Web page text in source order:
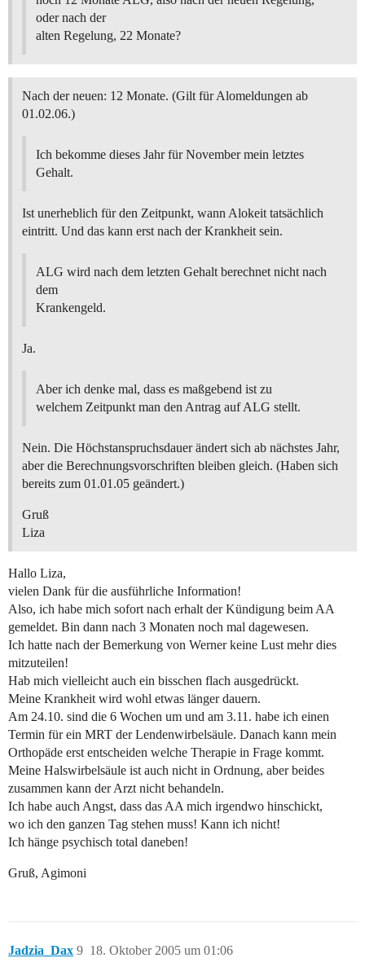
oder nach der
alten Regelung, 22 Monate?
Nach der neuen: 12 Monate. (Gilt für Alomeldungen ab
01.02.06.)
Ich bekomme dieses Jahr für November mein letztes
Gehalt.
Ist unerheblich für den Zeitpunkt, wann Alokeit tatsächlich
eintritt. Und das kann erst nach der Krankheit sein.
ALG wird nach dem letzten Gehalt berechnet nicht nach
dem
Krankengeld.
Ja.
Aber ich denke mal, dass es maßgebend ist zu
welchem Zeitpunkt man den Antrag auf ALG stellt.
Nein. Die Höchstanspruchsdauer ändert sich ab nächstes Jahr,
aber die Berechnungsvorschriften bleiben gleich. (Haben sich
bereits zum 01.01.05 geändert.)
Gruß
Liza
Hallo Liza,
vielen Dank für die ausführliche Information!
Also, ich habe mich sofort nach erhalt der Kündigung beim AA
gemeldet. Bin dann nach 3 Monaten noch mal dagewesen.
Ich hatte nach der Bemerkung von Werner keine Lust mehr dies
mitzuteilen!
Hab mich vielleicht auch ein bisschen flach ausgedrückt.
Meine Krankheit wird wohl etwas länger dauern.
Am 24.10. sind die 6 Wochen um und am 3.11. habe ich einen
Termin für ein MRT der Lendenwirbelsäule. Danach kann mein
Orthopäde erst entscheiden welche Therapie in Frage kommt.
Meine Halswirbelsäule ist auch nicht in Ordnung, aber beides
zusammen kann der Arzt nicht behandeln.
Ich habe auch Angst, dass das AA mich irgendwo hinschickt,
wo ich den ganzen Tag stehen muss! Kann ich nicht!
Ich hänge psychisch total daneben!
Gruß, Agimoni
Jadzia_Dax 18. Oktober 2005 um 01:06
9